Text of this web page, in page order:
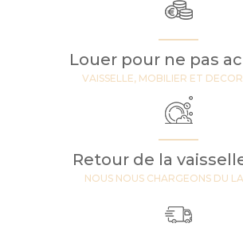
Louer pour ne pas
VAISSELLE, MOBILIER ET
Retour de la
NOUS NOUS CHARGEONS DU